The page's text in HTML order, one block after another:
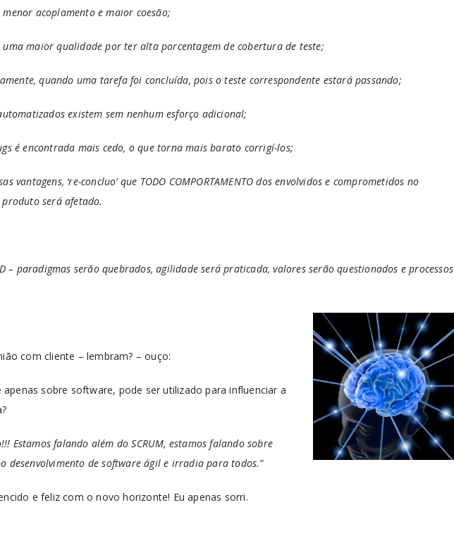
acoplamento e maior coesão;
uma maior qualidade por ter alta porcentagem de cobertura de teste;
quando uma tarefa foi concluída, pois o teste correspondente estará passando;
existem sem nenhum esforço adicional;
é encontrada mais cedo, o que torna mais barato corrigí-los;
vantagens, ‘re-concluo’ que TODO COMPORTAMENTO dos envolvidos e comprometidos no
será afetado.
– paradigmas serão quebrados, agilidade será praticada, valores serão questionados e processos
com cliente – lembram? – ouço:
apenas sobre software, pode ser utilizado para influenciar a
Estamos falando além do SCRUM, estamos falando sobre
desenvolvimento de software ágil e irradia para todos.”
e feliz com o novo horizonte! Eu apenas sorri.